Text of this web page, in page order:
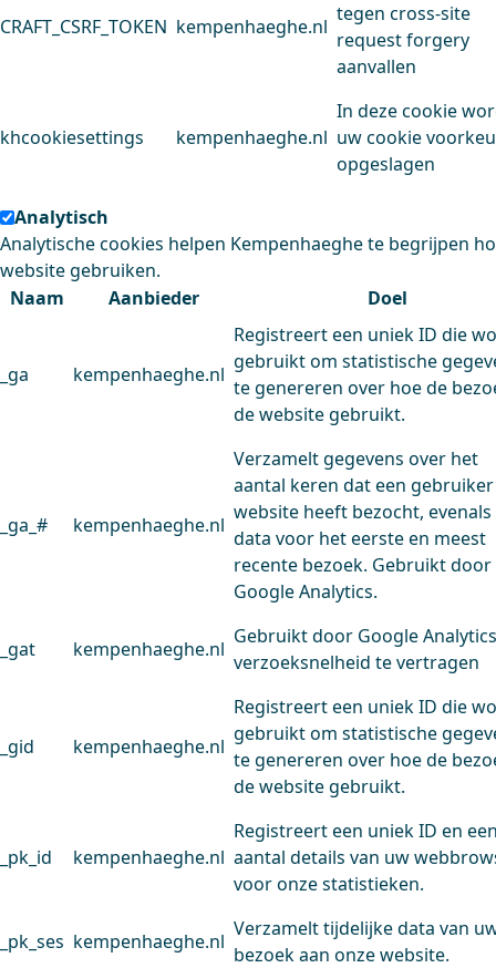
CRAFT_CSRF_TOKEN kempenhaeghe.nl
tegen cross-site
request forgery
aanvallen
khcookiesettings kempenhaeghe.nl
In deze cookie
uw cookie
opgeslagen
Analytisch
Analytische cookies helpen Kempenhaeghe te begrijpen
website gebruiken.
Naam
Aanbieder Doel
_ga kempenhaeghe.nl
Registreert een uniek ID die
gebruikt om statistische
te genereren over hoe de
de website gebruikt.
_ga_# kempenhaeghe.nl
Verzamelt gegevens over het
aantal keren dat een
website heeft bezocht, evenals
data voor het eerste en meest
recente bezoek. Gebruikt door
Google Analytics.
_gat kempenhaeghe.nl
Gebruikt door Google
verzoeksnelheid te vertragen
_gid kempenhaeghe.nl
Registreert een uniek ID die
gebruikt om statistische
te genereren over hoe de
de website gebruikt.
_pk_id kempenhaeghe.nl
Registreert een uniek ID en
aantal details van uw
voor onze statistieken.
_pk_ses kempenhaeghe.nl
Verzamelt tijdelijke data van
bezoek aan onze website.